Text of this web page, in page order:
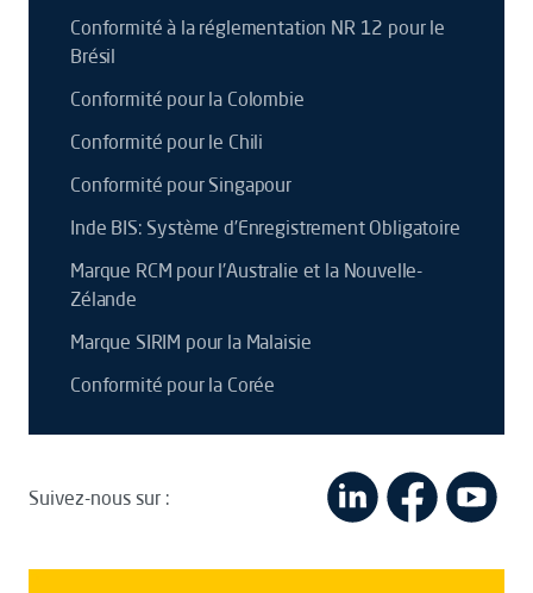
Conformité à la réglementation NR 12 pour le
Brésil
Conformité pour la Colombie
Conformité pour le Chili
Conformité pour Singapour
Inde BIS: Système d’Enregistrement Obligatoire
Marque RCM pour l'Australie et la Nouvelle-
Zélande
Marque SIRIM pour la Malaisie
Conformité pour la Corée
Suivez-nous sur :